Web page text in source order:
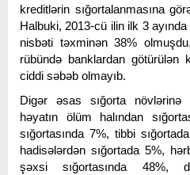
kreditlərin sığortalanmasına
Halbuki, 2013-cü ilin ilk 3
nisbəti təxminən 38%
rübündə banklardan götürülən
ciddi səbəb olmayıb.
Digər əsas sığorta
həyatın ölüm halından
sığortasında 7%, tibbi
hadisələrdən sığortada 5%,
şəxsi sığortasında 48%,